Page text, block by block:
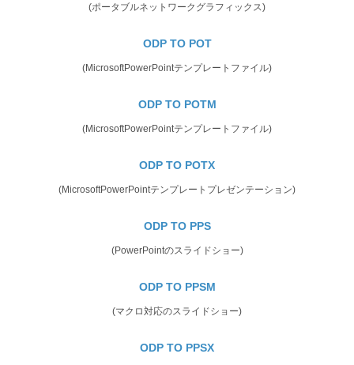
(ポータブルネットワークグラフィックス)
ODP TO POT
(MicrosoftPowerPointテンプレートファイル)
ODP TO POTM
(MicrosoftPowerPointテンプレートファイル)
ODP TO POTX
(MicrosoftPowerPointテンプレートプレゼンテーション)
ODP TO PPS
(PowerPointのスライドショー)
ODP TO PPSM
(マクロ対応のスライドショー)
ODP TO PPSX